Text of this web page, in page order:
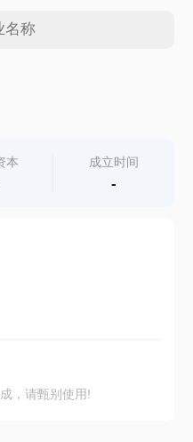
本 成立时间
-
，请甄别使用!